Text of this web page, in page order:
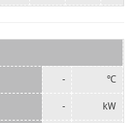
- ℃
- kW